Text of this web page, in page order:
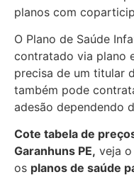
planos com
O Plano de Saúde
contratado via plano
precisa de um titular
também pode
adesão dependendo
Cote tabela de
Garanhuns PE, veja
os planos de saúde